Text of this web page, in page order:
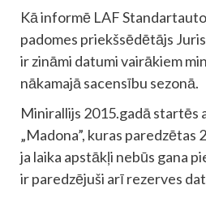
Kā informē LAF
padomes priekšsēdētājs
ir zināmi datumi vairākiem
nākamajā sacensību sezonā.
Minirallijs 2015.gadā startēs
„Madona”, kuras paredzētas
ja laika apstākļi nebūs gana
ir paredzējuši arī rezerves